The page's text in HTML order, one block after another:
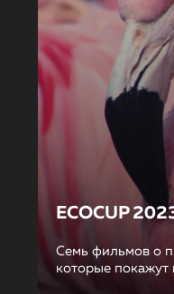
ECOCUP
Семь фильмов о
которые покажут